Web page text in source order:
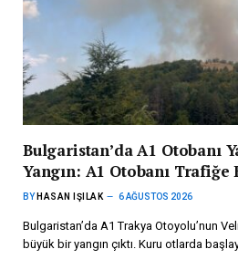
Bulgaristan’da A1 Otobanı
Yangın: A1 Otobanı Trafiğe
BY HASAN IŞILAK 6 AĞUSTOS 2026
Bulgaristan’da A1 Trakya Otoyolu’nun
büyük bir yangın çıktı. Kuru otlarda